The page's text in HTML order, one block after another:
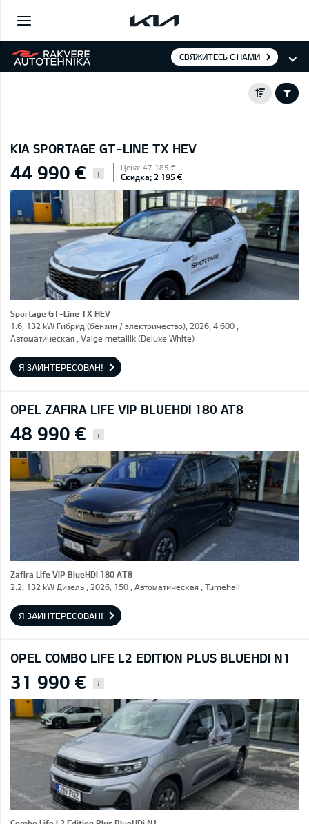
СВЯЖИТЕСЬ С НАМИ
KIA SPORTAGE GT-LINE TX HEV
44 990 € i
Цена: 47 185 €
Скидка: 2 195 €
Sportage GT-Line TX HEV
1.6, 132 kW Гибрид (бензин / электричество), 2026, 4 600 ,
Автоматическая , Valge metallik (Deluxe White)
Я ЗАИНТЕРЕСОВАН!
OPEL ZAFIRA LIFE VIP BLUEHDI 180 AT8
48 990 € i
Zafira Life VIP BlueHDi 180 AT8
2.2, 132 kW Дизель , 2026, 150 , Автоматическая , Tumehall
Я ЗАИНТЕРЕСОВАН!
OPEL COMBO LIFE L2 EDITION PLUS BLUEHDI N1
31 990 € i